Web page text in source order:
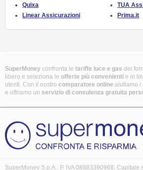
Quixa
Linear Assicurazioni
TUA
Prima.it
SuperMoney confronta le tariffe luce e gas dei
libero e seleziona le offerte più convenienti e in
utenti. Con il nostro comparatore online aiutiamo i
e offriamo un servizio di consulenza gratuita
SuperMoney S.p.A.: P. IVA 08883390968. Capitale